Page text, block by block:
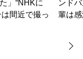
」“NHKに
間近で撮っ
ンド
輩は